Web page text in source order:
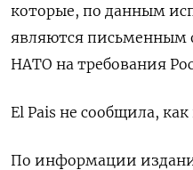
которые, по данным
являются письменным
НАТО на требования
El Pais не сообщила,
По информации